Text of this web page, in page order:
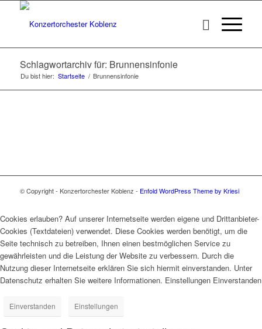
Schlagwortarchiv für: Brunnensinfonie
Du bist hier: Startseite / Brunnensinfonie
© Copyright - Konzertorchester Koblenz - Enfold WordPress Theme by Kriesi
Cookies erlauben? Auf unserer Internetseite werden eigene und Drittanbieter-
Cookies (Textdateien) verwendet. Diese Cookies werden benötigt, um die
Seite technisch zu betreiben, Ihnen einen bestmöglichen Service zu
gewährleisten und die Leistung der Website zu verbessern. Durch die
Nutzung dieser Internetseite erklären Sie sich hiermit einverstanden. Unter
Datenschutz erhalten Sie weitere Informationen. Einstellungen Einverstanden
Einverstanden Einstellungen